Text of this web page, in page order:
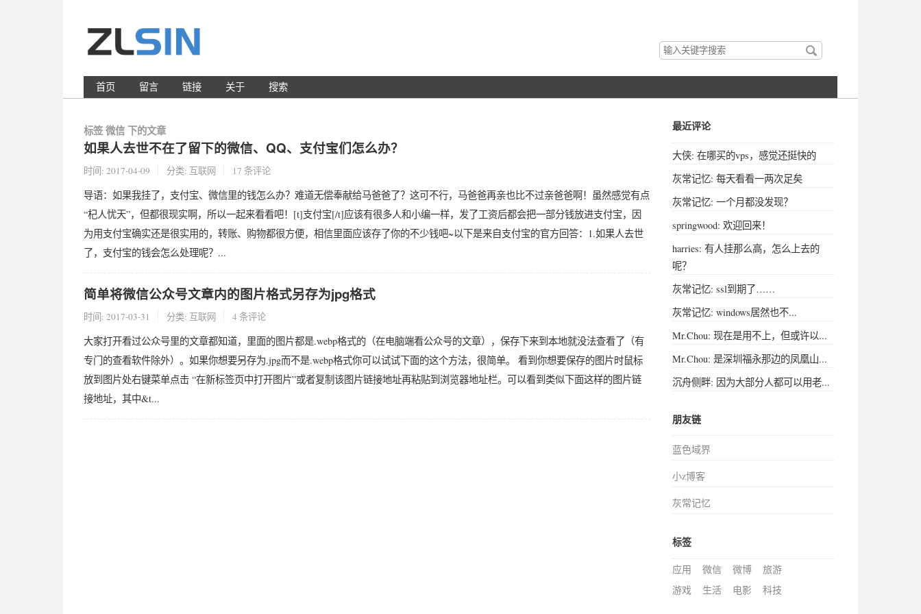
搜
索
关
首页 留言 链接 关于 搜索
标签 微信 下的文章
如果人去世不在了留下的微信、QQ、支付宝们怎么办？
时间: 2017-04-09 分类: 互联网 17 条评论
导语：如果我挂了，支付宝、微信里的钱怎么办？难道无偿奉献给马爸爸了？这可不行，马爸爸再亲也比不过亲爸爸啊！虽然感觉有点
“杞人忧天”，但都很现实啊，所以一起来看看吧！[t]支付宝[/t]应该有很多人和小编一样，发了工资后都会把一部分钱放进支付宝，因
为用支付宝确实还是很实用的，转账、购物都很方便，相信里面应该存了你的不少钱吧~以下是来自支付宝的官方回答：1.如果人去世
了，支付宝的钱会怎么处理呢？...
简单将微信公众号文章内的图片格式另存为jpg格式
时间: 2017-03-31 分类: 互联网 4 条评论
大家打开看过公众号里的文章都知道，里面的图片都是.webp格式的（在电脑端看公众号的文章），保存下来到本地就没法查看了（有
专门的查看软件除外）。如果你想要另存为.jpg而不是.webp格式你可以试试下面的这个方法，很简单。 看到你想要保存的图片时鼠标
放到图片处右键菜单点击 “在新标签页中打开图片”或者复制该图片链接地址再粘贴到浏览器地址栏。可以看到类似下面这样的图片链
接地址，其中&t...
最近评论
大侠: 在哪买的vps，感觉还挺快的
灰常记忆: 每天看看一两次足矣
灰常记忆: 一个月都没发现？
springwood: 欢迎回来！
harries: 有人挂那么高，怎么上去的
呢？
灰常记忆: ssl到期了……
灰常记忆: windows居然也不...
Mr.Chou: 现在是用不上，但或许以...
Mr.Chou: 是深圳福永那边的凤凰山...
沉舟侧畔: 因为大部分人都可以用老...
朋友链
蓝色域界
小z博客
灰常记忆
标签
应用 微信 微博
旅游
游戏
生活 电影 科技